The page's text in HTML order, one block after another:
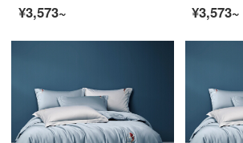
¥3,573~
¥3,573~